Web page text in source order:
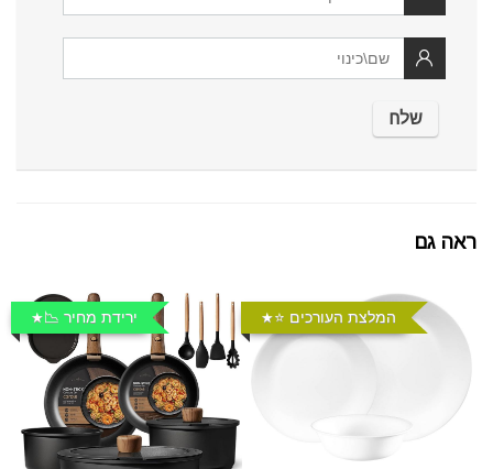
ראה גם
המלצת העורכים ⭐️ ירידת מחיר 📉